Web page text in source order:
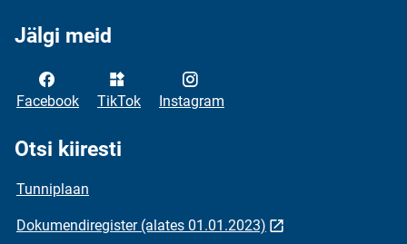
Jälgi meid
Facebook TikTok Instagram
Otsi kiiresti
Tunniplaan
Dokumendiregister (alates 01.01.2023)